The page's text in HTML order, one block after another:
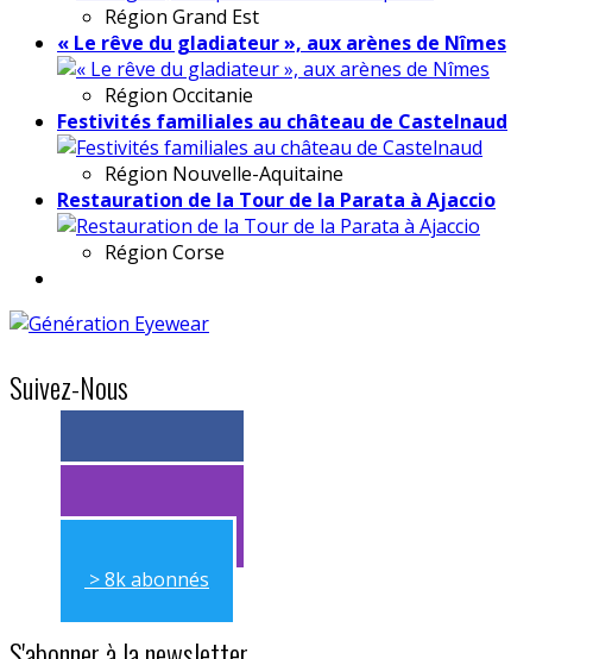
Région Grand Est
« Le rêve du gladiateur », aux arènes de Nîmes
Région Occitanie
Festivités familiales au château de Castelnaud
Région Nouvelle-Aquitaine
Restauration de la Tour de la Parata à Ajaccio
Région Corse
Suivez-Nous
> 11k abonnés
> 11k abonnés
> 8k abonnés